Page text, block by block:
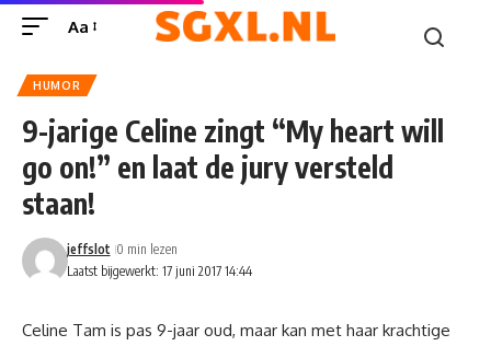
Aa
HUMOR
9-jarige Celine zingt “My heart will
go on!” en laat de jury versteld
staan!
Laatst bijgewerkt: 17 juni 2017 14:44
jeffslot 0 min lezen
Celine Tam is pas 9-jaar oud, maar kan met haar krachtige